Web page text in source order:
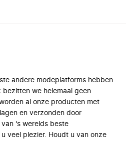
andere modeplatforms hebben
bezitten we helemaal geen
al onze producten met
en verzonden door
's werelds beste
veel plezier. Houdt u van onze